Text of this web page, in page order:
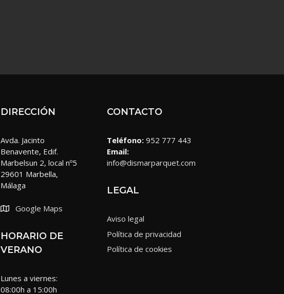
DIRECCIÓN
Avda. Jacinto
Benavente, Edif.
Marbelsun 2, local nº5
29601 Marbella,
Málaga
Google Maps
HORARIO DE
VERANO
Lunes a viernes:
08:00h a 15:00h
CONTACTO
Teléfono: 952 777 443
Email:
info@dismarparquet.com
LEGAL
Aviso legal
Política de privacidad
Política de cookies